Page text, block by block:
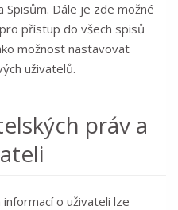
Spisům. Dále je zde možné
přístup do všech spisů
možnost nastavovat
uživatelů.
práv a
o uživateli lze